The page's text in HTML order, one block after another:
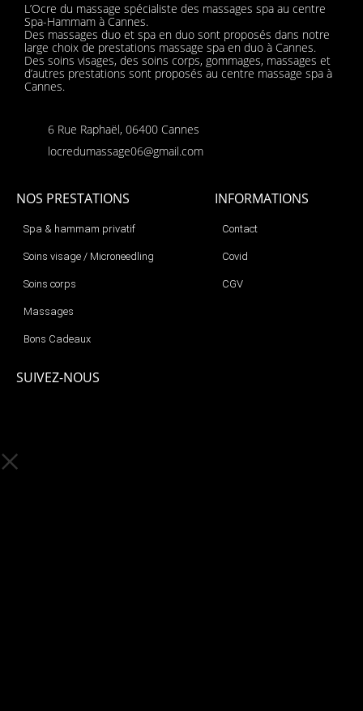
L’Ocre du massage spécialiste des massages spa au centre
Spa-Hammam à Cannes.
Des massages duo et spa en duo sont proposés dans notre
large choix de prestations massage spa en duo à Cannes.
Des soins visages, des soins corps, gommages, massages et
d’autres prestations sont proposés au centre massage spa à
Cannes.
6 Rue Raphaël, 06400 Cannes
locredumassage06@gmail.com
NOS PRESTATIONS
Spa & hammam privatif
Soins visage / Microneedling
Soins corps
Massages
Bons Cadeaux
INFORMATIONS
Contact
Covid
CGV
SUIVEZ-NOUS